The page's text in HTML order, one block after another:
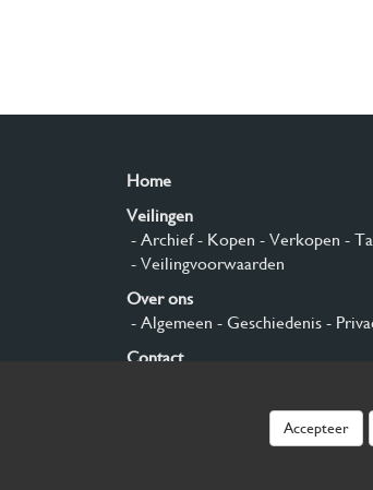
Home
Veilingen
- Archief- Kopen - Verkopen -
- Veilingvoorwaarden
Over ons
- Algemeen - Geschiedenis-
Contact
Accepteer